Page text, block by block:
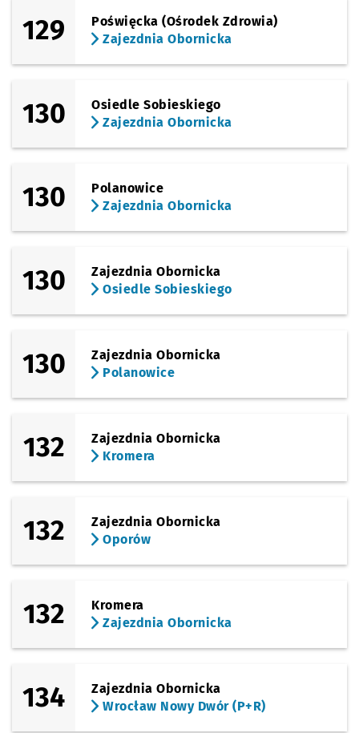
129
Poświęcka (Ośrodek Zdrowia)
Zajezdnia Obornicka
130
Osiedle Sobieskiego
Zajezdnia Obornicka
130
Polanowice
Zajezdnia Obornicka
130
Zajezdnia Obornicka
Osiedle Sobieskiego
130
Zajezdnia Obornicka
Polanowice
132
Zajezdnia Obornicka
Kromera
132
Zajezdnia Obornicka
Oporów
132
Kromera
Zajezdnia Obornicka
134
Zajezdnia Obornicka
Wrocław Nowy Dwór (P+R)